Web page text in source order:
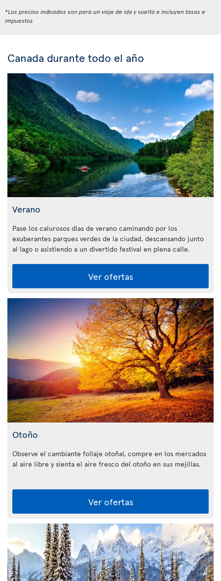
*Los precios indicados son para un viaje de ida y vuelta e incluyen tasas e
impuestos
Canada durante todo el año
Verano
Pase los calurosos días de verano caminando por los
exuberantes parques verdes de la ciudad, descansando junto
al lago o asistiendo a un divertido festival en plena calle.
Ver ofertas
Otoño
Observe el cambiante follaje otoñal, compre en los mercados
al aire libre y sienta el aire fresco del otoño en sus mejillas.
Ver ofertas